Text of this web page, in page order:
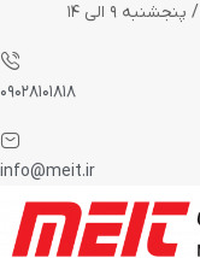
۰۹۰۲۸۱۰۱۸۱۸
info@meit.ir